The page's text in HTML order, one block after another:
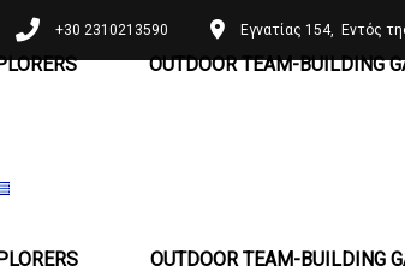
+30 2310213590 Εγνατίας 154, Εντός
OUTDOOR TEAM-BUILDING
OUTDOOR TEAM-BUILDING